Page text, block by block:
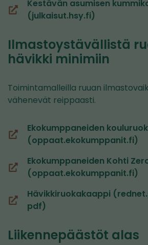
palveluun)
Kestävän asumisen
(julkaisut.hsy.fi)
(siirryt
palveluun)
Ilmastoystävällistä
hävikki minimiin
Toimintamalleilla ruuan
vähenevät reippaasti.
Ekokumppaneiden
(oppaat.ekokumppanit.fi)
(siirryt
palveluun)
Ekokumppaneiden Kohti
(oppaat.ekokumppanit.fi)
(siirryt
palveluun)
Hävikkiruokakaappi
pdf)
(siirryt
palveluun)
Liikennepäästöt alas